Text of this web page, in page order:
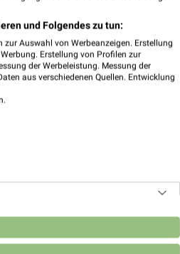
und Folgendes zu tun:
Auswahl von Werbeanzeigen. Erstellung
Erstellung von Profilen zur
der Werbeleistung. Messung der
aus verschiedenen Quellen. Entwicklung